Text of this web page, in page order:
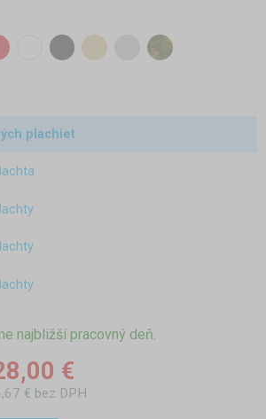
plachiet
najbližší pracovný deň.
€
€ bez DPH